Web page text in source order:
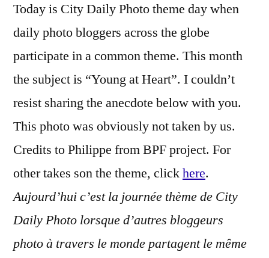
at
de
coeur
Today is City Daily Photo theme day when
daily photo bloggers across the globe
participate in a common theme. This month
the subject is “Young at Heart”. I couldn’t
resist sharing the anecdote below with you.
This photo was obviously not taken by us.
Credits to Philippe from BPF project. For
other takes son the theme, clickhere.
Aujourd’hui c’est la journée thème de City
Daily Photo lorsque d’autres bloggeurs
photo à travers le monde partagent le même